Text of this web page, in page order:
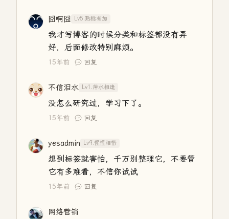
囧啊囧 Lv5.熟稔有加
我才写博客的时候分类和标签都没有弄
好，后面修改特别麻烦。
15年前 回复
不信泪水 Lv1.萍水相逢
没怎么研究过，学习下了。
15年前 回复
yesadmin Lv9.惺惺相惜
想到标签就害怕，千万别整理它，不要管
它有多难看，不信你试试
15年前 回复
网络营销